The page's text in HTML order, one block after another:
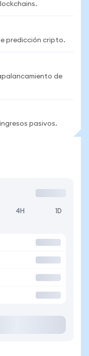
predicción cripto.
de
pasivos.
4H 1D